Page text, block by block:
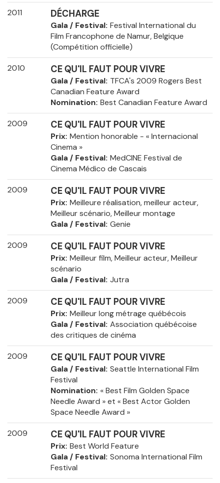
2011 DÉCHARGE
Gala / Festival Festival International du
Film Francophone de Namur, Belgique
(Compétition officielle)
2010 CE QU'IL FAUT POUR VIVRE
Gala / Festival TFCA's 2009 Rogers Best
Canadian Feature Award
Nomination Best Canadian Feature Award
2009 CE QU'IL FAUT POUR VIVRE
Prix Mention honorable - « Internacional
Cinema »
Gala / Festival MedCINE Festival de
Cinema Médico de Cascais
2009 CE QU'IL FAUT POUR VIVRE
Prix Meilleure réalisation, meilleur acteur,
Meilleur scénario, Meilleur montage
Gala / Festival Genie
2009 CE QU'IL FAUT POUR VIVRE
Prix Meilleur film, Meilleur acteur, Meilleur
scénario
Gala / Festival Jutra
2009 CE QU'IL FAUT POUR VIVRE
Prix Meilleur long métrage québécois
Gala / Festival Association québécoise
des critiques de cinéma
2009 CE QU'IL FAUT POUR VIVRE
Gala / Festival Seattle International Film
Festival
Nomination « Best Film Golden Space
Needle Award » et « Best Actor Golden
Space Needle Award »
2009 CE QU'IL FAUT POUR VIVRE
Prix Best World Feature
Gala / Festival Sonoma International Film
Festival